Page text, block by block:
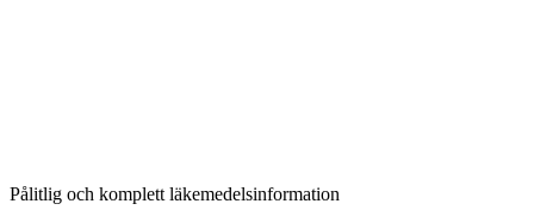
Pålitlig och komplett läkemedelsinformation